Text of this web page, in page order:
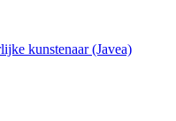
kunstenaar (Javea)